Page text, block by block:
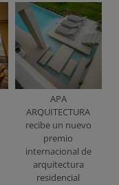
APA
ARQUITECTURA
recibe un nuevo
premio
internacional de
arquitectura
residencial